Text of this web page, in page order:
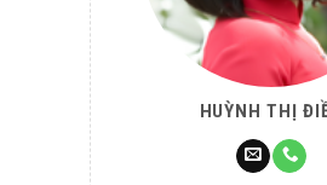
HUỲNH THỊ